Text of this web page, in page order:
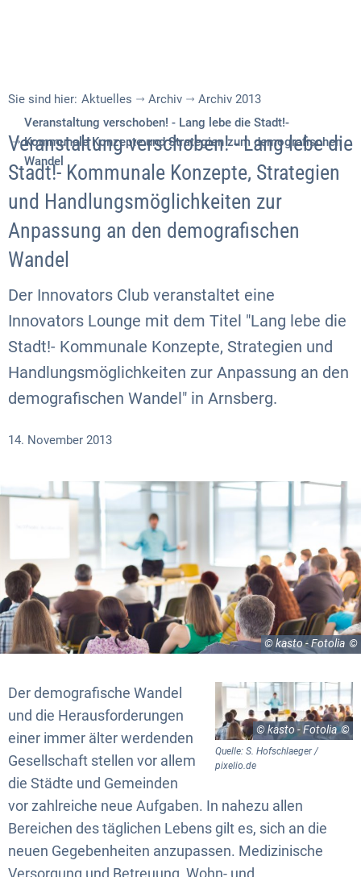
Sie sind hier: Aktuelles Archiv
Archiv 2013
Veranstaltung verschoben! - Lang lebe die Stadt!-
Kommunale Konzepte und Strategien zum demografischen
Wandel
Veranstaltung verschoben! - Lang lebe die
Stadt!- Kommunale Konzepte, Strategien
und Handlungsmöglichkeiten zur
Anpassung an den demografischen
Wandel
Der Innovators Club veranstaltet eine
Innovators Lounge mit dem Titel "Lang lebe die
Stadt!- Kommunale Konzepte, Strategien und
Handlungsmöglichkeiten zur Anpassung an den
demografischen Wandel" in Arnsberg.
14. November 2013
© kasto - Fotolia
© kasto - Fotolia
Quelle: S. Hofschlaeger /
pixelio.de
Der demografische Wandel
und die Herausforderungen
einer immer älter werdenden
Gesellschaft stellen vor allem
die Städte und Gemeinden
vor zahlreiche neue Aufgaben. In nahezu allen
Bereichen des täglichen Lebens gilt es, sich an die
neuen Gegebenheiten anzupassen. Medizinische
Versorgung und Betreuung, Wohn- und